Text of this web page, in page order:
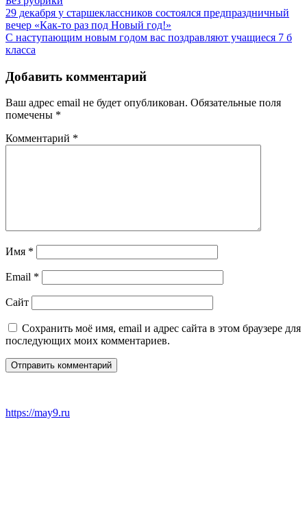
Навигация
по
записям
29 декабря у старшеклассников состоялся предпраздничный
вечер «Как-то раз под Новый год!»
С наступающим новым годом вас поздравляют учащиеся 7 б
класса
Добавить комментарий
Ваш адрес email не будет опубликован. Обязательные поля
помечены *
Комментарий *
Имя *
Email *
Сайт
Сохранить моё имя, email и адрес сайта в этом браузере для
последующих моих комментариев.
https://may9.ru